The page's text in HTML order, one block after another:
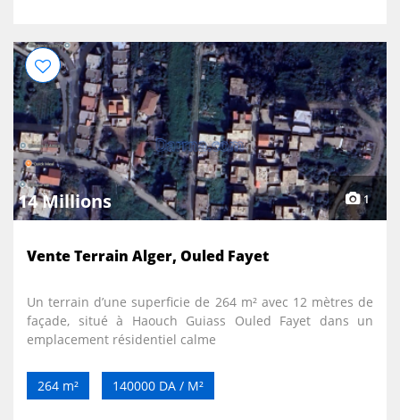
14 Millions 1
Vente Terrain Alger, Ouled Fayet
Un terrain d’une superficie de 264 m² avec 12 mètres de
façade, situé à Haouch Guiass Ouled Fayet dans un
emplacement résidentiel calme
264 m² 140000 DA / M²